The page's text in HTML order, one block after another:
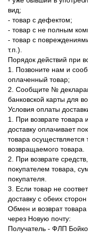
вид;
- товар с дефектом;
- товар с не полным
- товар с
т.п.).
Порядок действий при
1. Позвоните нам и
оплаченный товар;
2. Сообщите №
банковской карты для
Условия оплаты
1. При возврате товара
доставку оплачивает
товара
возвращаемого товара.
2. При возврате
покупателем товара,
покупателя.
3. Если товар не
доставку с обеих
Обмен и возврат
через Новую почту:
Получатель - ФЛП